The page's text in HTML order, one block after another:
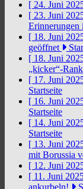
[ 24. Juni
[ 23. Juni
Erinnerungen
[ 18. Juni
geöffnet
[ 18. Juni
„kicker“-
[ 17. Juni
Startseite
[ 16. Juni
Startseite
[ 14. Juni
Startseite
[ 13. Juni
mit Borussia
[ 12. Juni
[ 11. Juni
ankurbeln!